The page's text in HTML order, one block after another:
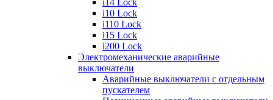
i14 Lock
i10 Lock
i110 Lock
i15 Lock
i200 Lock
Электромеханические аварийные
выключатели
Аварийные выключатели с отдельным
пускателем